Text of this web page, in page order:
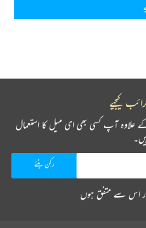
کیجیے
علاوہ آپ کسی بھی ای میل کا استعمال
اس سے متفق ہوں